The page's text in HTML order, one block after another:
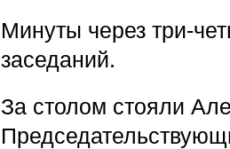
Минуты через три-
заседаний.
За столом стояли